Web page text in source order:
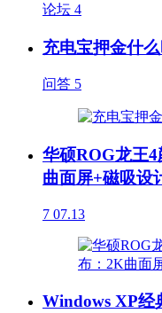
论坛 4
充电宝押金什
问答 5
华硕ROG龙王
曲面屏+磁吸设
7 07.13
Windows XP经